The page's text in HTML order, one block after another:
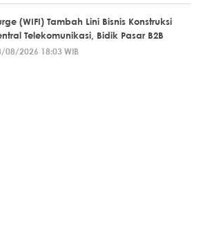
(WIFI) Tambah Lini Bisnis Konstruksi
Telekomunikasi, Bidik Pasar B2B
08/2026 18:03 WIB